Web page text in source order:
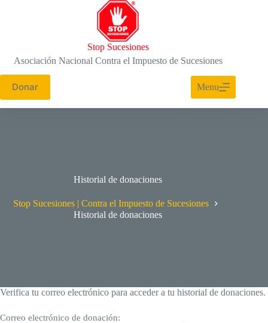
Stop Sucesiones
Asociación Nacional Contra el Impuesto de Sucesiones
Donar Menu
Historial de donaciones
Stop Sucesiones | Contra el Impuesto de Sucesiones
Historial de donaciones
Verifica tu correo electrónico para acceder a tu historial de donaciones.
Correo electrónico de donación: